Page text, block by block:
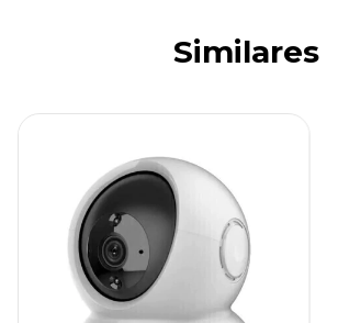
Similares